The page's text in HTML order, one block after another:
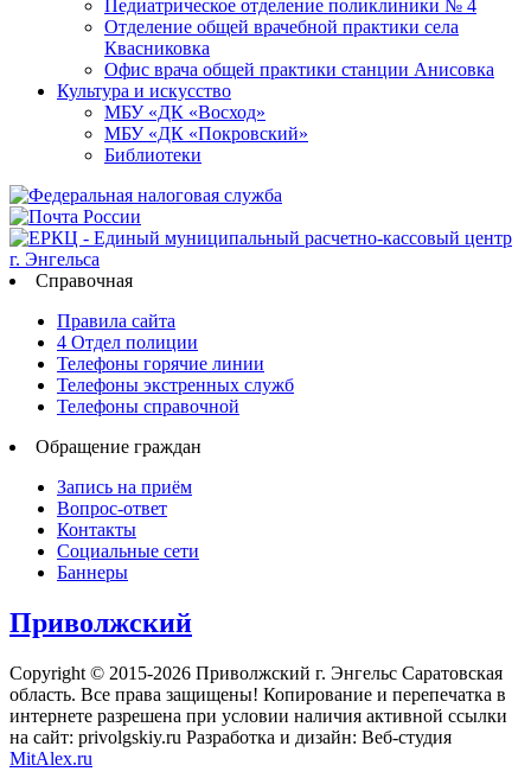
Педиатрическое отделение поликлиники № 4
Отделение общей врачебной практики села
Квасниковка
Офис врача общей практики станции Анисовка
Культура и искусство
МБУ «ДК «Восход»
МБУ «ДК «Покровский»
Библиотеки
Справочная
Правила сайта
4 Отдел полиции
Телефоны горячие линии
Телефоны экстренных служб
Телефоны справочной
Обращение граждан
Запись на приём
Вопрос-ответ
Контакты
Социальные сети
Баннеры
Приволжский
Copyright © 2015-2026 Приволжский г. Энгельс Саратовская
область. Все права защищены! Копирование и перепечатка в
интернете разрешена при условии наличия активной ссылки
на сайт: privolgskiy.ru Разработка и дизайн: Веб-студия
MitAlex.ru